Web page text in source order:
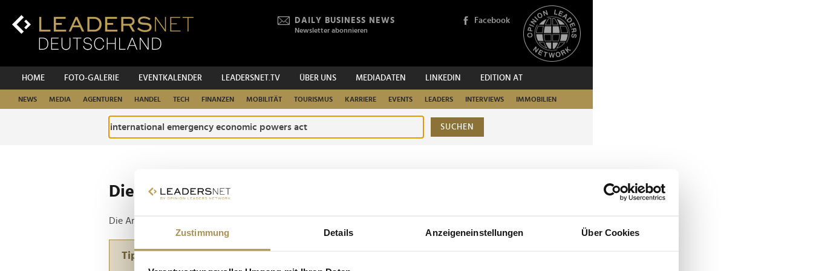
Zustimmung Details Anzeigeneinstellungen Über Cookies
Inhalt
DAILY BUSINESS NEWS
Newsletter abonnieren
Facebook
HOME FOTO-GALERIE EVENTKALENDER LEADERSNET.TV ÜBER UNS MEDIADATEN LINKEDIN EDITION AT
NEWS MEDIA AGENTUREN HANDEL TECH FINANZEN MOBILITÄT TOURISMUS KARRIERE EVENTS LEADERS INTERVIEWS IMMOBILIEN
SUCHEN
Die ganze Website durchsuchen
Die Anfrage ergab 1 Treffer.
Tipp